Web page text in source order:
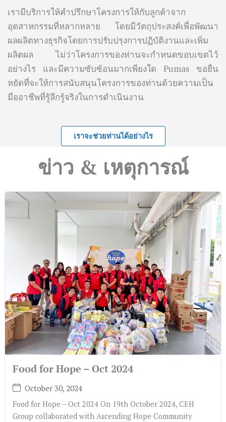
เรามีบริการให้คำปรึกษาโครงการให้กับลูกค้าจาก
อุตสาหกรรมที่หลากหลาย โดยมีวัตถุประสงค์เพื่อพัฒนา
ผลผลิตทางธุรกิจโดยการปรับปรุงการปฏิบัติงานและเพิ่ม
ผลิตผล ไม่ว่าโครงการของท่านจะกำหนดขอบเขตไว้
อย่างไร และมีความซับซ้อนมากเพียงใด Pumas ขอยืน
หยัดที่จะให้การสนับสนุนโครงการของท่านด้วยความเป็น
มืออาชีพที่รู้ลึกรู้จริงในการดำเนินงาน
เราจะช่วยท่านได้อย่างไร
ข่าว & เหตุการณ์
Food for Hope – Oct 2024
October 30, 2024
Food for Hope – Oct 2024 On 19th October 2024, CEH
Group collaborated with Ascending Hope Community